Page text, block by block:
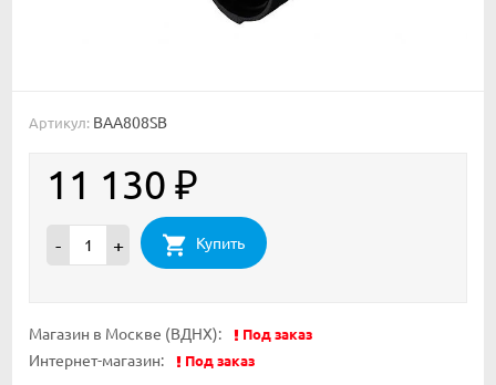
Артикул: BAA808SB
11 130 ₽
- + Купить
Магазин в Москве (ВДНХ): Под заказ
Интернет-магазин: Под заказ